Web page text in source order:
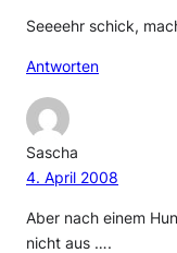
Seeeehr schick,
Antworten
Sascha
4. April 2008
Aber nach einem
nicht aus ….